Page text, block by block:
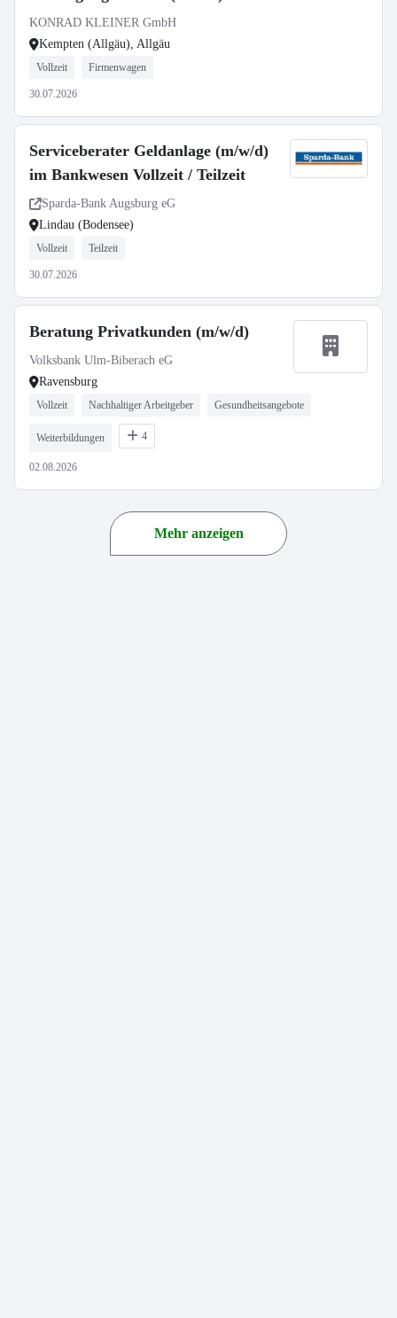
KONRAD KLEINER GmbH
Kempten (Allgäu), Allgäu
Vollzeit Firmenwagen
30.07.2026
Serviceberater Geldanlage (m/w/d)
im Bankwesen Vollzeit / Teilzeit
Sparda-Bank Augsburg eG
Lindau (Bodensee)
Vollzeit Teilzeit
30.07.2026
Beratung Privatkunden (m/w/d)
Volksbank Ulm-Biberach eG
Ravensburg
Vollzeit Nachhaltiger Arbeitgeber Gesundheitsangebote
Weiterbildungen 4
02.08.2026
Mehr anzeigen